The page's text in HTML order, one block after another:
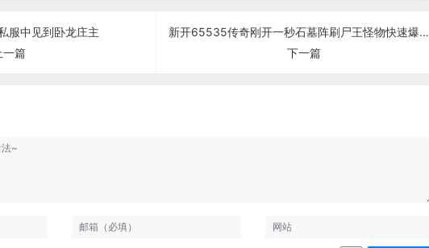
服中见到卧龙庄主
一篇
新开65535传奇刚开一秒石墓阵刷尸王怪物快速爆装备
下一篇